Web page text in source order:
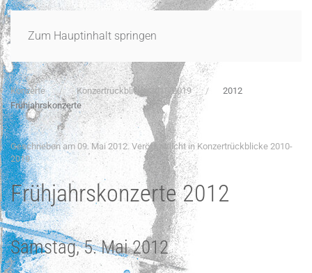
Zum Hauptinhalt springen
Konzerte Konzertrückblicke 2010-2019
2012
Frühjahrskonzerte
Geschrieben am 09. Mai 2012. Veröffentlicht in Konzertrückblicke 2010-
2019.
Frühjahrskonzerte 2012
Samstag, 5. Mai 2012